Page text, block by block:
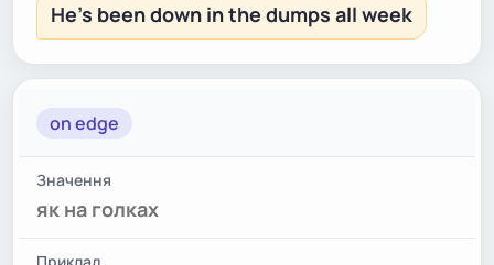
He's been down in the dumps all week
on edge
як на голках